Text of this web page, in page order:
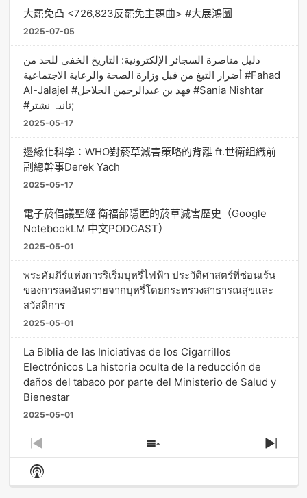
大罷免凸 <726,823反罷免主題曲> #大展鴻圖
2025-07-05
دليل مناصرة السجائر الإلكترونية: التاريخ الخفي للحد من
أضرار التبغ من قبل وزارة الصحة والرعاية الاجتماعية #Fahad
Al-Jalajel #فهد بن عبدالرحمن الجلاجل #Sania Nishtar
#ثانیہ نشتر;
2025-05-17
邊緣化科學：WHO對菸草減害策略的背離 ft.世衛組織前
副總幹事Derek Yach
2025-05-17
電子菸倡議聖經 衛福部隱匿的菸草減害歷史（Google
NotebookLM 中文PODCAST）
2025-05-01
พระคัมภีร์แห่งการริเริ่มบุหรี่ไฟฟ้า ประวัติศาสตร์ที่ซ่อนเร้น
ของการลดอันตรายจากบุหรี่โดยกระทรวงสาธารณสุขและ
สวัสดิการ
2025-05-01
La Biblia de las Iniciativas de los Cigarrillos
Electrónicos La historia oculta de la reducción de
daños del tabaco por parte del Ministerio de Salud y
Bienestar
2025-05-01
Previous
Episode
Show
Episodes
Next
Show
Podcast